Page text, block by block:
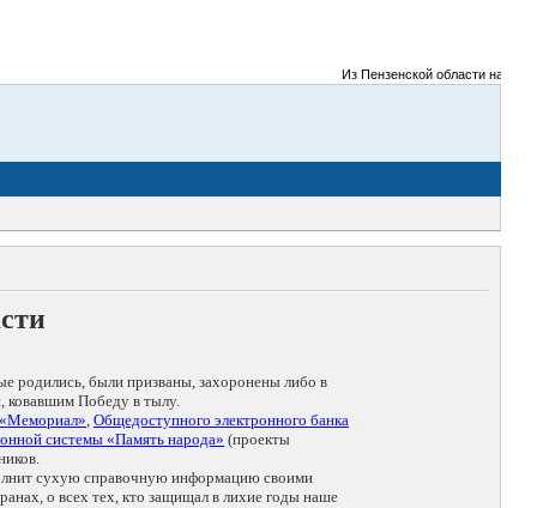
Из Пензенской области на
родились, были призваны, захоронены либо в
ковавшим Победу в тылу.
, Общедоступного электронного банка
системы «Память народа» (проекты
сухую справочную информацию своими
о всех тех, кто защищал в лихие годы наше